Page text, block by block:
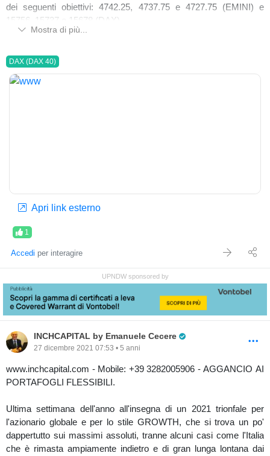
dei seguenti obiettivi: 4742.25, 4737.75 e 4727.75 (EMINI) e
15756, 15737 e 15678 (DAX).
www.inchcapital.com
Emanuele Cecere
Mostra di più...
DAX (DAX 40)
Apri link esterno
1
Accedi per interagire
UPNDW sponsored by
INCHCAPITAL by Emanuele Cecere
27 dicembre 2021 07:53 • 5 anni
www.inchcapital.com - Mobile: +39 3282005906 - AGGANCIO AI
PORTAFOGLI FLESSIBILI.
Ultima settimana dell'anno all'insegna di un 2021 trionfale per
l'azionario globale e per lo stile GROWTH, che si trova un po'
dappertutto sui massimi assoluti, tranne alcuni casi come l'Italia
che è rimasta ampiamente indietro e di gran lunga lontana dai